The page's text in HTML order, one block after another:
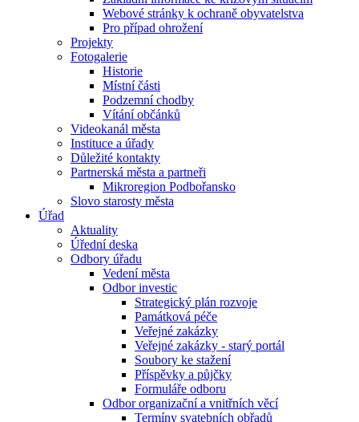
Webové stránky k ochraně obyvatelstva
Pro případ ohrožení
Projekty
Fotogalerie
Historie
Místní části
Podzemní chodby
Vítání občánků
Videokanál města
Instituce a úřady
Důležité kontakty
Partnerská města a partneři
Mikroregion Podbořansko
Slovo starosty města
Úřad
Aktuality
Úřední deska
Odbory úřadu
Vedení města
Odbor investic
Strategický plán rozvoje
Památková péče
Veřejné zakázky
Veřejné zakázky - starý portál
Soubory ke stažení
Příspěvky a půjčky
Formuláře odboru
Odbor organizační a vnitřních věcí
Termíny svatebních obřadů